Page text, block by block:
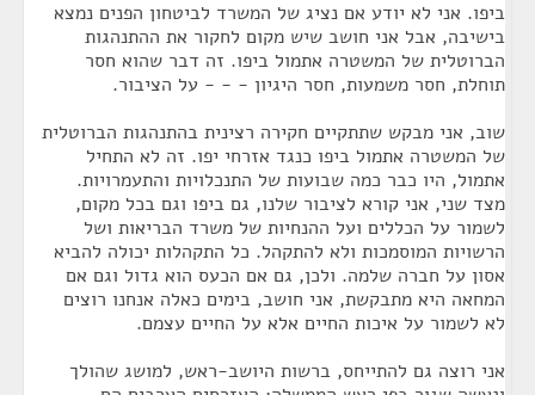
ביפו. אני לא יודע אם נציג של המשרד לביטחון הפנים נמצא
בישיבה, אבל אני חושב שיש מקום לחקור את ההתנהגות
הברוטלית של המשטרה אתמול ביפו. זה דבר שהוא חסר
תוחלת, חסר משמעות, חסר היגיון - - - על הציבור.
שוב, אני מבקש שתתקיים חקירה רצינית בהתנהגות הברוטלית
של המשטרה אתמול ביפו כנגד אזרחי יפו. זה לא התחיל
אתמול, היו כבר כמה שבועות של התנכלויות והתעמרויות.
מצד שני, אני קורא לציבור שלנו, גם ביפו וגם בכל מקום,
לשמור על הכללים ועל ההנחיות של משרד הבריאות ושל
הרשויות המוסמכות ולא להתקהל. כל התקהלות יכולה להביא
אסון על חברה שלמה. ולכן, גם אם הכעס הוא גדול וגם אם
המחאה היא מתבקשת, אני חושב, בימים כאלה אנחנו רוצים
לא לשמור על איכות החיים אלא על החיים עצמם.
אני רוצה גם להתייחס, ברשות היושב-ראש, למושג שהולך